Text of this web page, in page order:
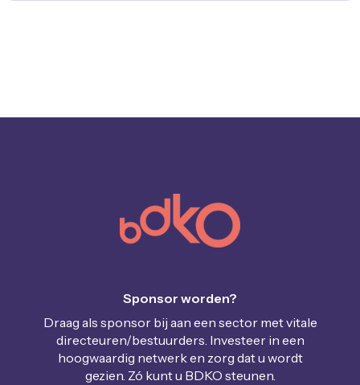
Sponsor worden?
Draag als sponsor bij aan een sector met vitale
directeuren/bestuurders. Investeer in een
hoogwaardig netwerk en zorg dat u wordt
gezien. Zó kunt u BDKO steunen.